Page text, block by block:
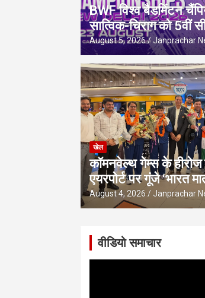
BWF विश्व बैडमिंटन
सात्विक-चिराग को 5वीं
August 5, 2026 Janprachar
खेल
कॉमनवेल्थ गेम्स के
एयरपोर्ट पर गूंजे ‘भारत
August 4, 2026 Janprachar
वीडियो समाचार